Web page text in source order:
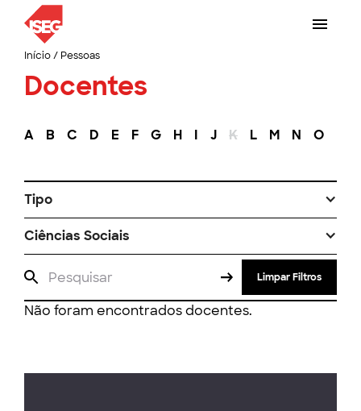
Início/ Pessoas
Docentes
A B C D E F G H I J K L M N O
Tipo
Ciências Sociais
Limpar Filtros
Não foram encontrados docentes.